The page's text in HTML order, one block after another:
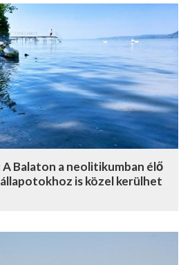
Balaton a neolitikumban élő
is közel kerülhet